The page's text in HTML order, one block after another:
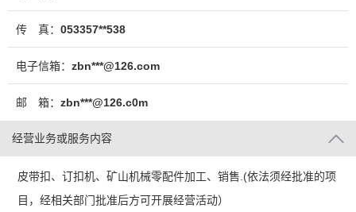
传 真： 053357**538
电子信箱： zbn***@126.com
邮 箱： zbn***@126.c0m
经营业务或服务内容
皮带扣、订扣机、矿山机械零配件加工、销售.(依法须经批准的项
目，经相关部门批准后方可开展经营活动）